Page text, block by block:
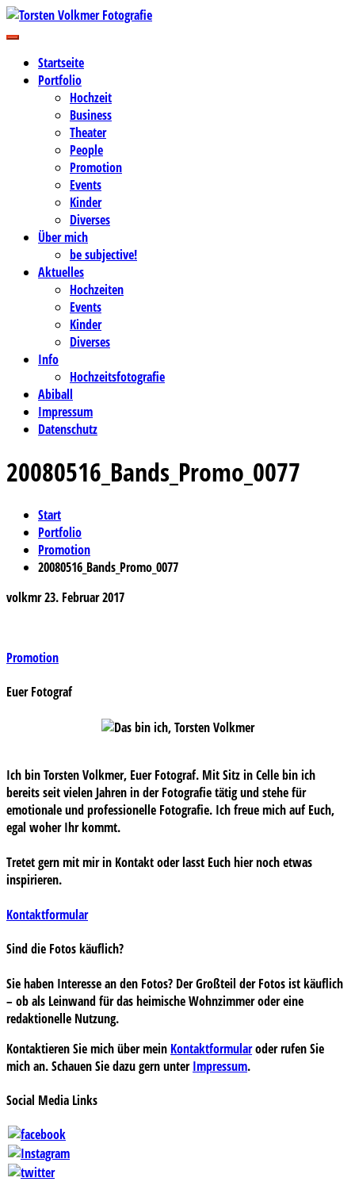
Zum
Inhalt
Torsten Volkmer Fotografie
Business-, Portrait- und Hochzeitsfotografie
Startseite
Portfolio
Hochzeit
Business
Theater
People
Promotion
Events
Kinder
Diverses
Über mich
be subjective!
Aktuelles
Hochzeiten
Events
Kinder
Diverses
Info
Hochzeitsfotografie
Abiball
Impressum
Datenschutz
20080516_Bands_Promo_0077
Start
Portfolio
Promotion
20080516_Bands_Promo_0077
volkmr23. Februar 2017
Beitragsnavigation
Promotion
Euer Fotograf
Ich bin Torsten Volkmer, Euer Fotograf. Mit Sitz in Celle bin ich
bereits seit vielen Jahren in der Fotografie tätig und stehe für
emotionale und professionelle Fotografie. Ich freue mich auf Euch,
egal woher Ihr kommt.
Tretet gern mit mir in Kontakt oder lasst Euch hier noch etwas
inspirieren.
Kontaktformular
Sind die Fotos käuflich?
Sie haben Interesse an den Fotos? Der Großteil der Fotos ist käuflich
– ob als Leinwand für das heimische Wohnzimmer oder eine
redaktionelle Nutzung.
Kontaktieren Sie mich über mein Kontaktformularoder rufen Sie
mich an. Schauen Sie dazu gern unterImpressum.
Social Media Links